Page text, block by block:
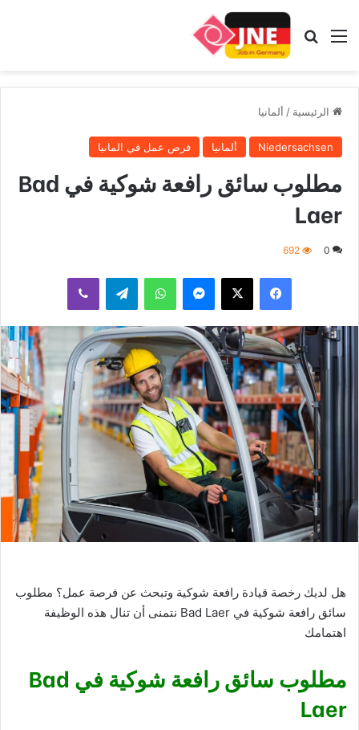
القائمة بحث عن
الرئيسية / ألمانيا
Niedersachsen ألمانيا فرص عمل في المانيا
مطلوب سائق رافعة شوكية في Bad
Laer
0
692
فيسبوك واتساب
هل لديك رخصة قيادة رافعة شوكية وتبحث عن فرصة عمل؟ مطلوب
سائق رافعة شوكية في Bad Laer نتمنى أن تنال هذه الوظيفة
اهتمامك
مطلوب سائق رافعة شوكية في Bad
Laer